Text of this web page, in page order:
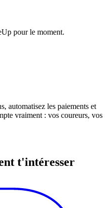
pour le moment.
automatisez les paiements et
vraiment : vos coureurs, vos
t'intéresser